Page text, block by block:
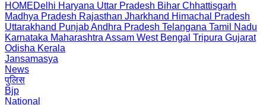
HOMEDelhi Haryana Uttar Pradesh Bihar Chhattisgarh
Madhya Pradesh Rajasthan Jharkhand Himachal Pradesh
Uttarakhand PunjabAndhra Pradesh Telangana Tamil Nadu
Karnataka Maharashtra Assam West Bengal Tripura Gujarat
Odisha Kerala
Jansamasya
News
पुलिस
Bjp
National